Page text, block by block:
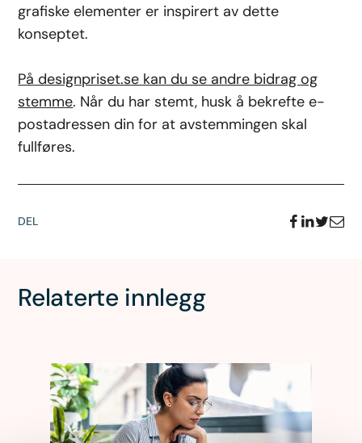
grafiske elementer er inspirert av dette
konseptet.
På designpriset.se kan du se andre bidrag og
stemme. Når du har stemt, husk å bekrefte e-
postadressen din for at avstemmingen skal
fullføres.
DEL
Relaterte innlegg